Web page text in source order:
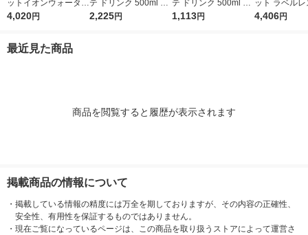
ットイオンウォーター
ラベルレスボトル 500
4,020円
テ ドリンク 500ml 1
セット（12本）
2,225円
テ ドリンク 500ml 1
セット（6本）
1,113円
ット ラベル
ル 500ml 1箱
4,406円
最近見た商品
商品を閲覧すると履歴が表示されます
掲載商品の情報について
・ 掲載している情報の精度には万全を期しておりますが、その内容の正確性、
安全性、有用性を保証するものではありません。
・ 現在ご覧になっているページは、この商品を取り扱うストアによって運営さ